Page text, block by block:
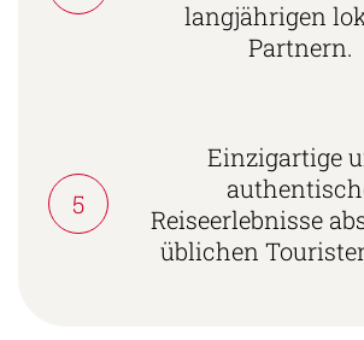
langjährigen
Partnern.
5
Einzigartige
Reiseerlebnisse
üblichen